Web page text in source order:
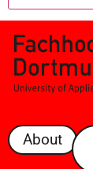
About